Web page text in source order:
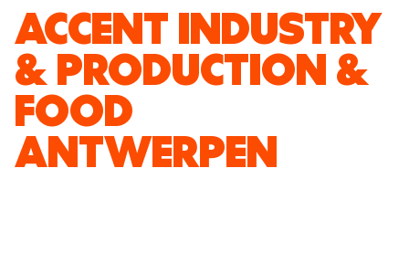
ACCENT INDUSTRY
& PRODUCTION &
FOOD
ANTWERPEN